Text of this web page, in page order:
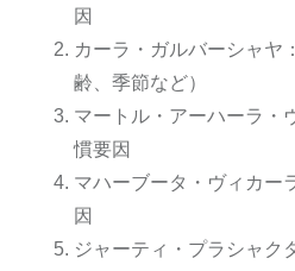
因
カーラ・ガルバーシャヤ
齢、季節など）
マートル・アーハーラ・
慣要因
マハーブータ・ヴィカー
因
ジャーティ・プラシャク